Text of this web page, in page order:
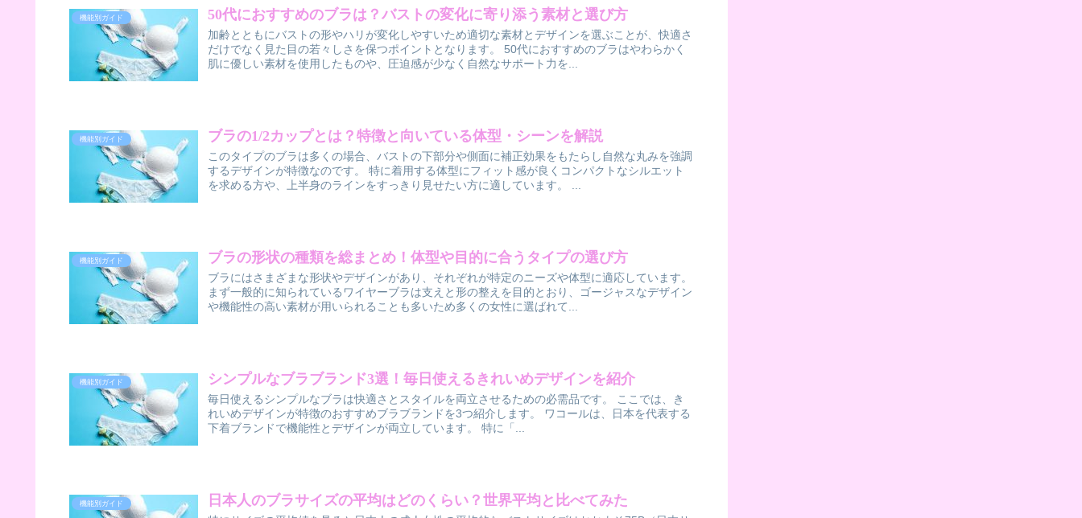
機能別ガイド 50代におすすめのブラは？バストの変化に寄り添う素材と選び方
加齢とともにバストの形やハリが変化しやすいため適切な素材とデザインを選ぶことが、快適さ
だけでなく見た目の若々しさを保つポイントとなります。 50代におすすめのブラはやわらかく
肌に優しい素材を使用したものや、圧迫感が少なく自然なサポート力を...
機能別ガイド ブラの1/2カップとは？特徴と向いている体型・シーンを解説
このタイプのブラは多くの場合、バストの下部分や側面に補正効果をもたらし自然な丸みを強調
するデザインが特徴なのです。 特に着用する体型にフィット感が良くコンパクトなシルエット
を求める方や、上半身のラインをすっきり見せたい方に適しています。 ...
機能別ガイド ブラの形状の種類を総まとめ！体型や目的に合うタイプの選び方
ブラにはさまざまな形状やデザインがあり、それぞれが特定のニーズや体型に適応しています。
まず一般的に知られているワイヤーブラは支えと形の整えを目的とおり、ゴージャスなデザイン
や機能性の高い素材が用いられることも多いため多くの女性に選ばれて...
機能別ガイド シンプルなブラブランド3選！毎日使えるきれいめデザインを紹介
毎日使えるシンプルなブラは快適さとスタイルを両立させるための必需品です。 ここでは、き
れいめデザインが特徴のおすすめブラブランドを3つ紹介します。 ワコールは、日本を代表する
下着ブランドで機能性とデザインが両立しています。 特に「...
機能別ガイド 日本人のブラサイズの平均はどのくらい？世界平均と比べてみた